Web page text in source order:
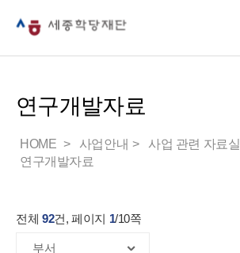
연구개발자료
HOME 사업안내
사업 관련 자료실
연구개발자료
전체 92건, 페이지 1/10쪽